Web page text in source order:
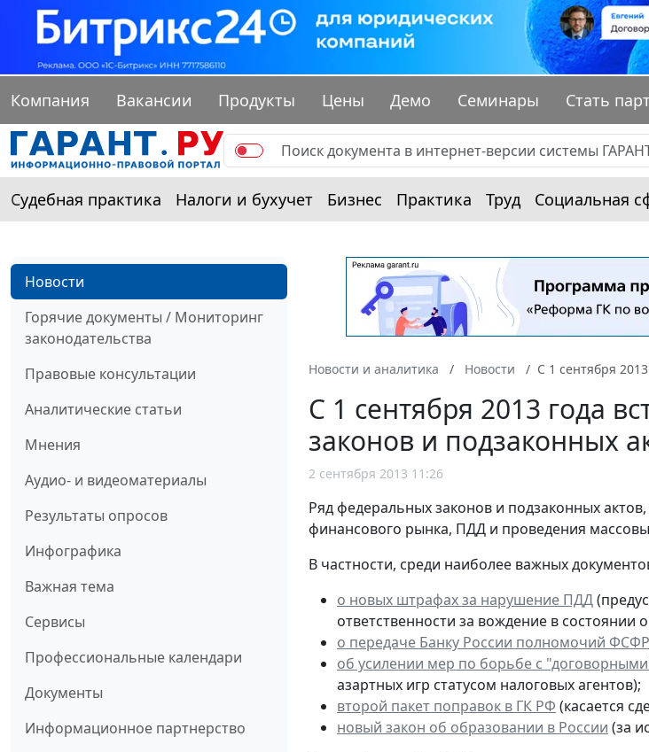
Компания Вакансии Продукты Цены Демо Семинары Стать
Судебная практика Налоги и бухучет Бизнес Практика Труд Социальная
Новости
Горячие документы / Мониторинг
законодательства
Правовые консультации
Аналитические статьи
Мнения
Аудио- и видеоматериалы
Результаты опросов
Инфографика
Важная тема
Сервисы
Профессиональные календари
Документы
Информационное партнерство
Новости и аналитика Новости С 1 сентября
С 1 сентября 2013 года
законов и подзаконных
2 сентября 2013 11:26
Ряд федеральных законов и подзаконных
финансового рынка, ПДД и проведения
В частности, среди наиболее важных
о новых штрафах за нарушение ПДД
ответственности за вождение в состоянии
о передаче Банку России полномочий ФСФР
об усилении мер по борьбе с
азартных игр статусом налоговых агентов);
второй пакет поправок в ГК РФ (касается
новый закон об образовании в России (за